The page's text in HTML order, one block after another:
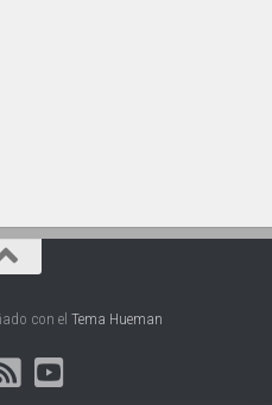
con el Tema Hueman